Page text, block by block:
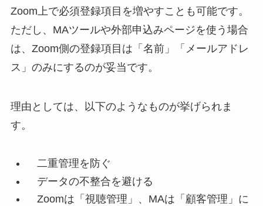
Zoom上で必須登録項目を増やすことも可能です。
ただし、MAツールや外部申込みページを使う場合
は、Zoom側の登録項目は「名前」「メールアドレ
ス」のみにするのが妥当です。
理由としては、以下のようなものが挙げられま
す。
二重管理を防ぐ
データの不整合を避ける
Zoomは「視聴管理」、MAは「顧客管理」に